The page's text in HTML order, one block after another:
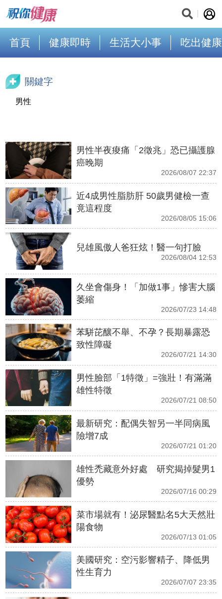
首頁 健康即時 生活大小事 吃出健康
關鍵字
男性
男性半夜痠痛「2徵兆」恐已攝護腺
癌晚期
2026/08/07 22:37
近4成男性脂肪肝 50歲男健檢一查
竟這程度
2026/08/05 15:06
兒雄風傲人爸狂炫！醫一句打臉
2026/08/04 12:53
久坐會傷身！「加做1事」慘害大腦
萎縮
2026/07/23 14:48
苯駢芘釀不舉、不孕？長期暴露恐
致性障礙
2026/07/21 14:30
男性臉部「1特徵」=強壯！有滿滿
雄性特徵
2026/07/21 08:50
最新研究：配偶失智另一半同病風
險增7成
2026/07/21 01:20
雄性禿藏意外好處 研究揭掉髮男1
優勢
2026/07/16 00:29
菜市場就有！泌尿醫點名5大天然壯
陽食物
2026/07/13 01:05
美國研究：空污影響精子、降低男
性生育力
2026/07/07 23:35